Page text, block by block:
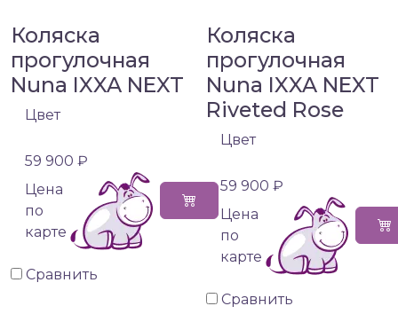
Коляска
прогулочная
Nuna IXXA NEXT
Цвет
59 900 ₽
Цена
по
карте
Сравнить
Коляска
прогулочная
Nuna IXXA NEXT
Riveted Rose
Цвет
59 900 ₽
Цена
по
карте
Сравнить